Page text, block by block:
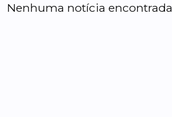
Nenhuma notícia encontrada